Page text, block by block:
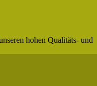
hohen Qualitäts- und